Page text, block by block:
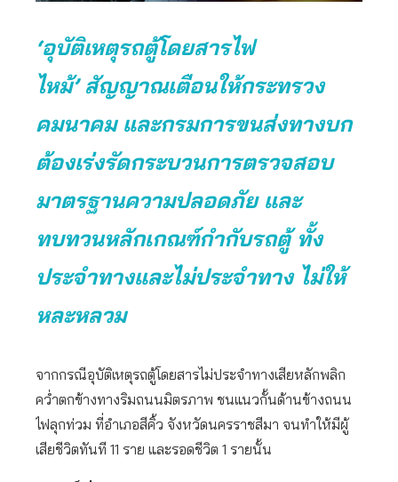
‘อุบัติเหตุรถตู้โดยสารไฟ
ไหม้’ สัญญาณเตือนให้กระทรวง
คมนาคม และกรมการขนส่งทางบก
ต้องเร่งรัดกระบวนการตรวจสอบ
มาตรฐานความปลอดภัย และ
ทบทวนหลักเกณฑ์กำกับรถตู้ ทั้ง
ประจำทางและไม่ประจำทาง ไม่ให้
หละหลวม
จากกรณีอุบัติเหตุรถตู้โดยสารไม่ประจำทางเสียหลักพลิก
คว่ำตกข้างทางริมถนนมิตรภาพ ชนแนวกั้นด้านข้างถนน
ไฟลุกท่วม ที่อำเภอสีคิ้ว จังหวัดนครราชสีมา จนทำให้มีผู้
เสียชีวิตทันที 11 ราย และรอดชีวิต 1 รายนั้น